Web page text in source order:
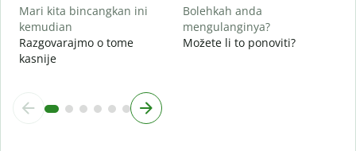
Mari kita bincangkan ini
kemudian
Razgovarajmo o tome
kasnije
Bolehkah anda
mengulanginya?
Možete li to ponoviti?